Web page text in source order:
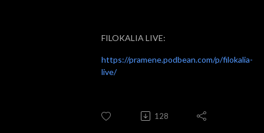
FILOKALIA LIVE:
https://pramene.podbean.com/p/filokalia-
live/
128